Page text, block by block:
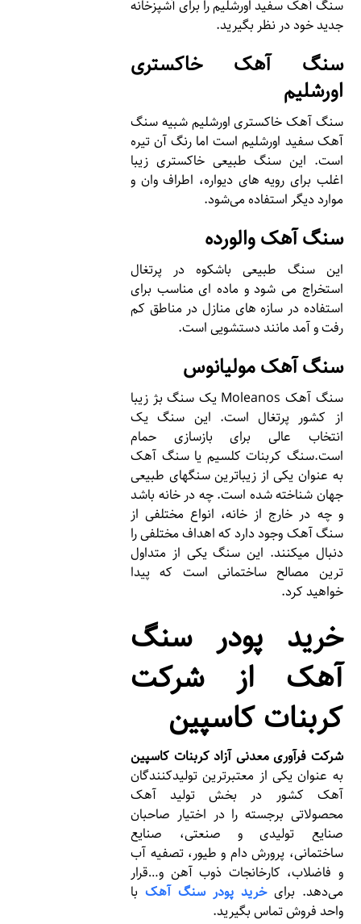
سنگ آهک سفید اورشلیم را برای آشپزخانه
جدید خود در نظر بگیرید.
سنگ آهک خاکستری
اورشلیم
سنگ آهک خاکستری اورشلیم شبیه سنگ
آهک سفید اورشلیم است اما رنگ آن تیره
است. این سنگ طبیعی خاکستری زیبا
اغلب برای رویه های دیواره، اطراف وان و
موارد دیگر استفاده می‌شود.
سنگ آهک والورده
این سنگ طبیعی باشکوه در پرتغال
استخراج می شود و ماده ای مناسب برای
استفاده در سازه های منازل در مناطق کم
رفت و آمد مانند دستشویی است.
سنگ آهک مولیانوس
سنگ آهک Moleanos یک سنگ بژ زیبا
از کشور پرتغال است. این سنگ یک
انتخاب عالی برای بازسازی حمام
است.سنگ کربنات کلسیم یا سنگ آهک
به عنوان یکی از زیباترین سنگهای طبیعی
جهان شناخته شده است. چه در خانه باشد
و چه در خارج از خانه، انواع مختلفی از
سنگ آهک وجود دارد که اهداف مختلفی را
دنبال میکنند. این سنگ یکی از متداول
ترین مصالح ساختمانی است که پیدا
خواهید کرد.
خرید پودر سنگ
آهک از شرکت
کربنات کاسپین
شرکت فرآوری معدنی آزاد کربنات کاسپین
به عنوان یکی از معتبرترین تولیدکنندگان
آهک کشور در بخش تولید آهک
محصولاتی برجسته را در اختیار صاحبان
صنایع تولیدی و صنعتی، صنایع
ساختمانی، پرورش دام و طیور، تصفیه آب
و فاضلاب، کارخانجات ذوب آهن و…قرار
می‌دهد. برایخرید پودر سنگ آهکبا
واحد فروش تماس بگیرید.